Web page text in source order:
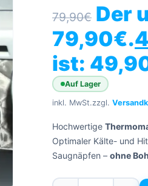
79,90€ Der
79,90€.
ist:
Auf Lager
inkl. MwSt.zzgl.
Hochwertige
Optimaler Kälte- und
Saugnäpfen – ohne